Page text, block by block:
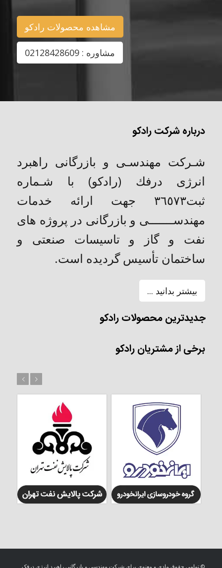
مشاهده محصولات رادکو
مشاوره : 02128428609
درباره شرکت رادکو
شـركت مهندسـی و بازرگانی راهبرد
انرژی درفك (رادکو) با شـماره
ثبت٣٦٥٧٣ جهت ارائه خدمات
مهندســـــــی و بازرگانی در پروژه های
نفت و گاز و تاسیسات صنعتی و
ساختمان تأسیس گردیده است.
بیشتر بدانید ...
جدیدترین محصولات رادکو
برخی از مشتریان رادکو
© تمامی حقوق مادی و معنوی برای شرکت مهندسی و بازرگانی راهبرد انرژی درفک